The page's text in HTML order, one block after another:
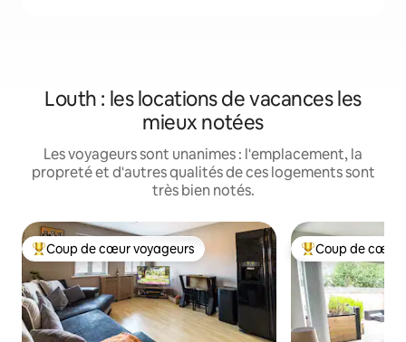
Louth : les locations de vacances les
mieux notées
Les voyageurs sont unanimes : l'emplacement, la
propreté et d'autres qualités de ces logements sont
très bien notés.
Coup de cœur voyageurs parmi les plus aimés
Coup de cœur voyageurs Coup de cœur
Coup de cœur